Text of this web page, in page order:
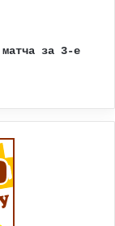
матча за 3-е